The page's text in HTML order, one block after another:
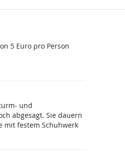
5 Euro pro Person
und
abgesagt. Sie dauern
mit festem Schuhwerk